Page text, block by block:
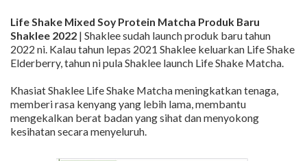
Life Shake Mixed Soy Protein Matcha Produk Baru
Shaklee 2022 | Shaklee sudah launch produk baru tahun
2022 ni. Kalau tahun lepas 2021 Shaklee keluarkan Life Shake
Elderberry, tahun ni pula Shaklee launch Life Shake Matcha.
Khasiat Shaklee Life Shake Matcha meningkatkan tenaga,
memberi rasa kenyang yang lebih lama, membantu
mengekalkan berat badan yang sihat dan menyokong
kesihatan secara menyeluruh.